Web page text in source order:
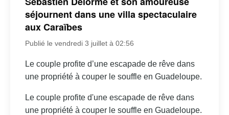
séjournent dans une villa spectaculaire
aux Caraïbes
Publié le vendredi 3 juillet à 02:56
Le couple profite d’une escapade de rêve dans
une propriété à couper le souffle en Guadeloupe.
Le couple profite d'une escapade de rêve dans
une propriété à couper le souffle en Guadeloupe.